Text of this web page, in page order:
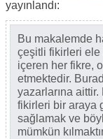
yayınlandı:
Bu makalemde
çeşitli fikirleri ele
içeren her fikre,
etmektedir.
yazarlarına
fikirleri bir araya
sağlamak ve
mümkün